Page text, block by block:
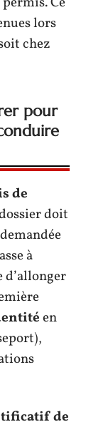
lors
chez
pour
de
doit
à
d’allonger
en
de